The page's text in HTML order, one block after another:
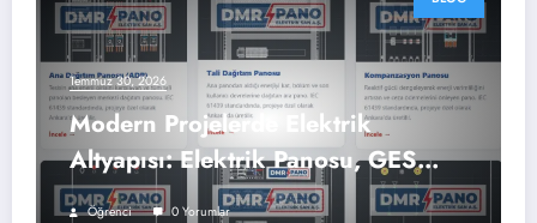
Temmuz 30, 2026
Modern Projelerde Elektrik
Altyapısı: Elektrik Panosu, GES
Panosu ve Şantiye Panosu
Öğrenci 0 Yorumlar